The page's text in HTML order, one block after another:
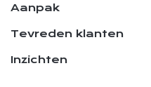
Aanpak
Tevreden klanten
Inzichten